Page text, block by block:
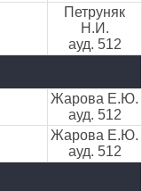
Петруняк
Н.И.
ауд. 512
Жарова Е.Ю.
ауд. 512
Жарова Е.Ю.
ауд. 512